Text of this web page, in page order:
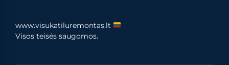
www.visukatiluremontas.lt
Visos teisės saugomos.